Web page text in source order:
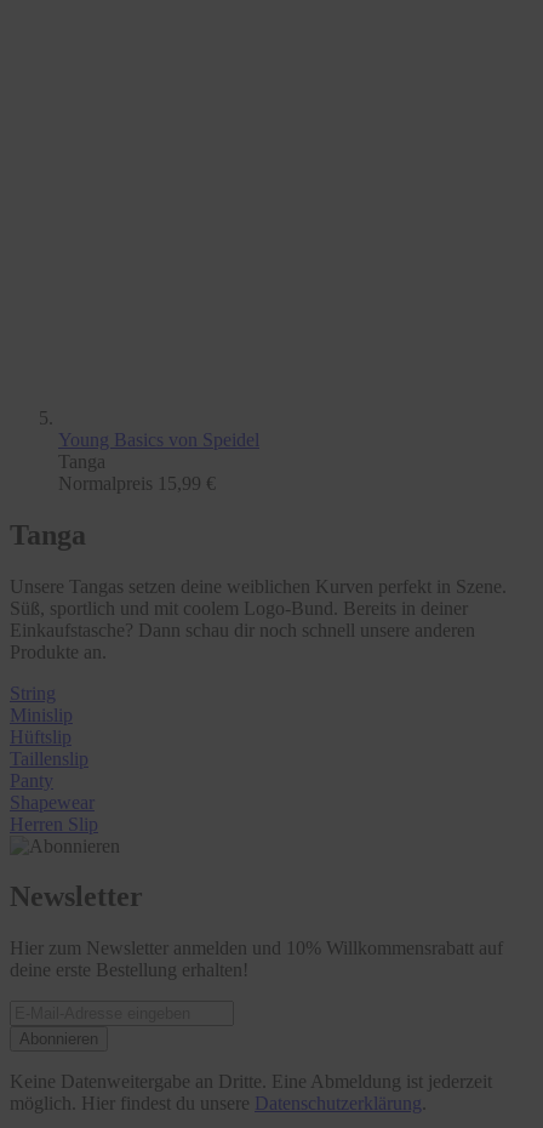
Young Basics von Speidel
Tanga
Normalpreis 15,99 €
Tanga
Unsere Tangas setzen deine weiblichen Kurven perfekt in Szene.
Süß, sportlich und mit coolem Logo-Bund. Bereits in deiner
Einkaufstasche? Dann schau dir noch schnell unsere anderen
Produkte an.
String
Minislip
Hüftslip
Taillenslip
Panty
Shapewear
Herren Slip
Newsletter
Hier zum Newsletter anmelden und 10% Willkommensrabatt auf
deine erste Bestellung erhalten!
Abonnieren
Keine Datenweitergabe an Dritte. Eine Abmeldung ist jederzeit
möglich. Hier findest du unsere Datenschutzerklärung